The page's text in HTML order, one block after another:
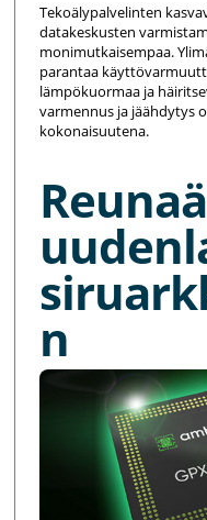
Tekoälypalvelinten
datakeskusten
monimutkaisempaa.
parantaa
lämpökuormaa ja
varmennus ja jäähdytys
kokonaisuutena.
n